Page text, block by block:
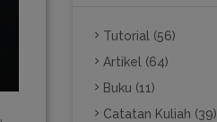
Tutorial (56)
Artikel (64)
Buku (11)
Catatan Kuliah (39)